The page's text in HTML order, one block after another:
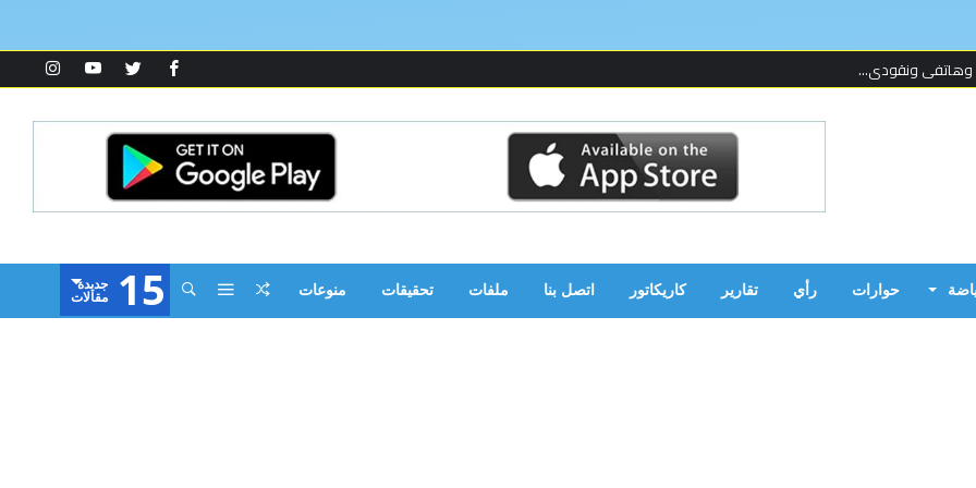
وهاتفي ونقودي...
حوارات رأي تقارير كاريكاتور اتصل بنا ملفات تحقيقات منوعات 15 ‫جديدة‬
‫مقالات‬